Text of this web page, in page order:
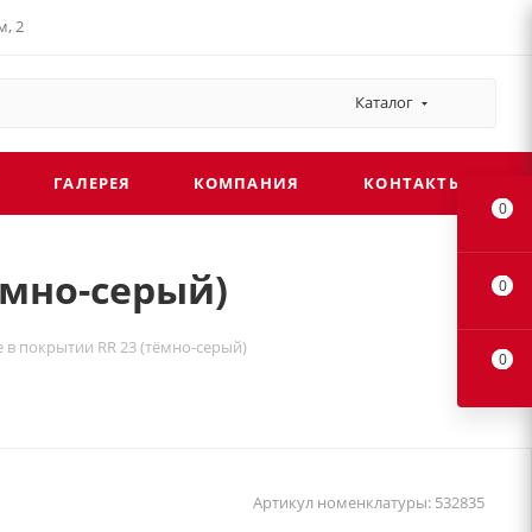
2
Каталог
ГАЛЕРЕЯ КОМПАНИЯ КОНТАКТЫ
серый)
покрытии RR 23 (тёмно-серый)
Артикул номенклатуры: 532835
0
0
0